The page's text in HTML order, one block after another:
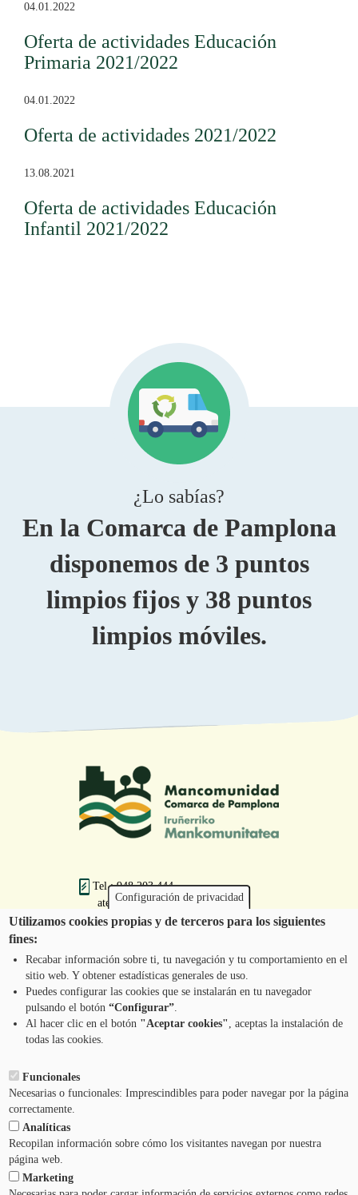
04.01.2022
Oferta de actividades Educación
Primaria 2021/2022
04.01.2022
Oferta de actividades 2021/2022
13.08.2021
Oferta de actividades Educación
Infantil 2021/2022
¿Lo sabías?
En la Comarca de Pamplona
disponemos de 3 puntos
limpios fijos y 38 puntos
limpios móviles.
Tel.: 948 203 444
atencion@mancoeduca.com
de la Mancomunidad de la Comarca de
Pamplona
Pie
CONTÁCTANOS
CONDICIONES DEL SERVICIO
POLÍTICA DE PRIVACIDAD
Configuración de privacidad
Utilizamos cookies propias y de terceros para los siguientes
fines:
Recabar información sobre ti, tu navegación y tu comportamiento en el
sitio web. Y obtener estadísticas generales de uso.
Puedes configurar las cookies que se instalarán en tu navegador
pulsando el botón“Configurar”.
Al hacer clic en el botón "Aceptar cookies", aceptas la instalación de
todas las cookies.
Funcionales
Necesarias o funcionales: Imprescindibles para poder navegar por la página
correctamente.
Analíticas
Recopilan información sobre cómo los visitantes navegan por nuestra
página web.
Marketing